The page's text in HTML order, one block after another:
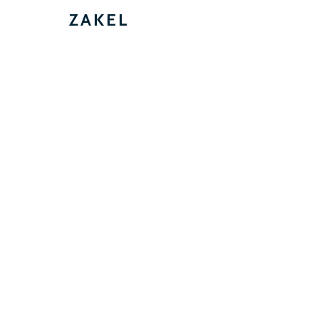
ZAKEL